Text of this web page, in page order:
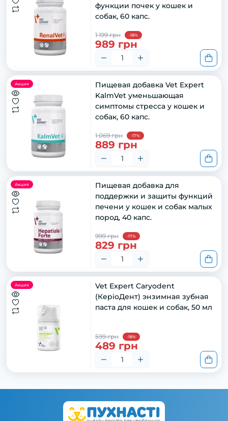
функции почек у кошек и
собак, 60 капс.
1 199 грн -18%
989 грн
Акция
Пищевая добавка Vet Expert
KalmVet уменьшающая
симптомы стресса у кошек и
собак, 60 капс.
1 069 грн -17%
889 грн
Акция
Пищевая добавка для
поддержки и защиты функций
печени у кошек и собак малых
пород, 40 капс.
999 грн -17%
829 грн
Акция
Vet Expert Caryodent
(КеріоДент) энзимная зубная
паста для кошек и собак, 50 мл
599 грн -18%
489 грн